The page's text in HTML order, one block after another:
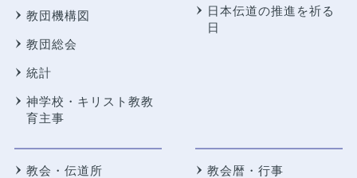
教団機構図
教団総会
統計
神学校・キリスト教教
育主事
日本伝道の推進を祈る
日
教会・伝道所 教会暦・行事